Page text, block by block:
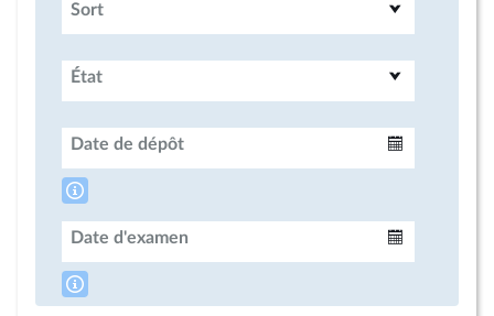
Sort
État
Date de dépôt
Date d'examen